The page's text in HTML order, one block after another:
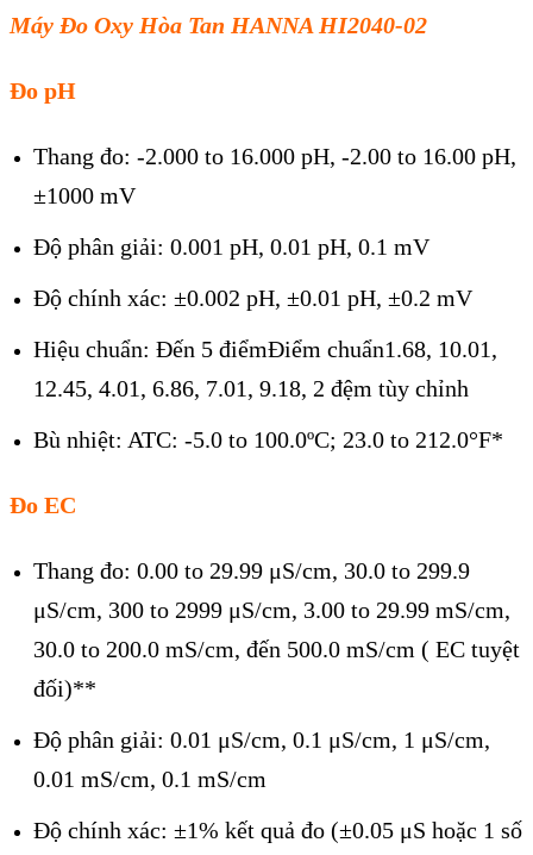
Máy Đo Oxy Hòa Tan HANNA HI2040-02
Đo pH
Thang đo: -2.000 to 16.000 pH, -2.00 to 16.00 pH,
±1000 mV
Độ phân giải: 0.001 pH, 0.01 pH, 0.1 mV
Độ chính xác: ±0.002 pH, ±0.01 pH, ±0.2 mV
Hiệu chuẩn: Đến 5 điểmĐiểm chuẩn1.68, 10.01,
12.45, 4.01, 6.86, 7.01, 9.18, 2 đệm tùy chỉnh
Bù nhiệt: ATC: -5.0 to 100.0ºC; 23.0 to 212.0°F*
Đo EC
Thang đo: 0.00 to 29.99 μS/cm, 30.0 to 299.9
μS/cm, 300 to 2999 μS/cm, 3.00 to 29.99 mS/cm,
30.0 to 200.0 mS/cm, đến 500.0 mS/cm ( EC tuyệt
đối)**
Độ phân giải: 0.01 μS/cm, 0.1 μS/cm, 1 μS/cm,
0.01 mS/cm, 0.1 mS/cm
Độ chính xác: ±1% kết quả đo (±0.05 μS hoặc 1 số